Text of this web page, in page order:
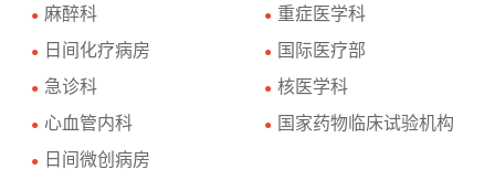
● 麻醉科 ● 重症医学科
● 日间化疗病房 ● 国际医疗部
● 急诊科 ● 核医学科
● 心血管内科 ● 国家药物临床试验机构
● 日间微创病房